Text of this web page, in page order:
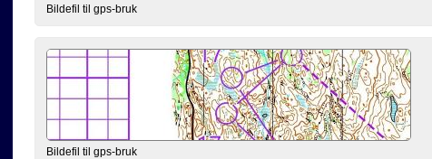
Bildefil til gps-bruk
Bildefil til gps-bruk